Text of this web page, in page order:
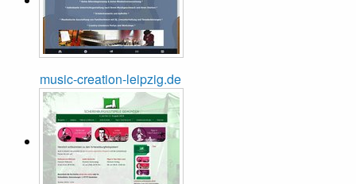
music-creation-leipzig.de